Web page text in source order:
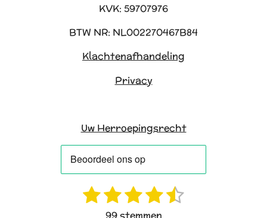
KVK: 59707976
BTW NR: NL002270467B84
Klachtenafhandeling
Privacy
Uw Herroepingsrecht
1 2 3 4 5
99 stemmen